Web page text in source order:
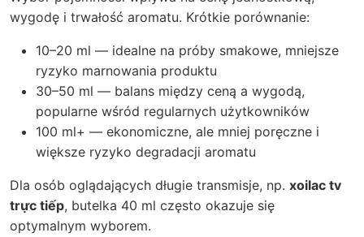
wygodę i trwałość aromatu. Krótkie porównanie:
10–20 ml — idealne na próby smakowe, mniejsze
ryzyko marnowania produktu
30–50 ml — balans między ceną a wygodą,
popularne wśród regularnych użytkowników
100 ml+ — ekonomiczne, ale mniej poręczne i
większe ryzyko degradacji aromatu
Dla osób oglądających długie transmisje, np. xoilac tv
trực tiếp, butelka 40 ml często okazuje się
optymalnym wyborem.